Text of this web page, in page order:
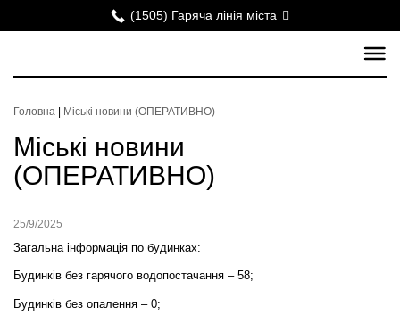
(1505) Гаряча лінія міста
Головна Міські новини (ОПЕРАТИВНО)
Міські новини
(ОПЕРАТИВНО)
25/9/2025
Загальна інформація по будинках:
Будинків без гарячого водопостачання – 58;
Будинків без опалення – 0;